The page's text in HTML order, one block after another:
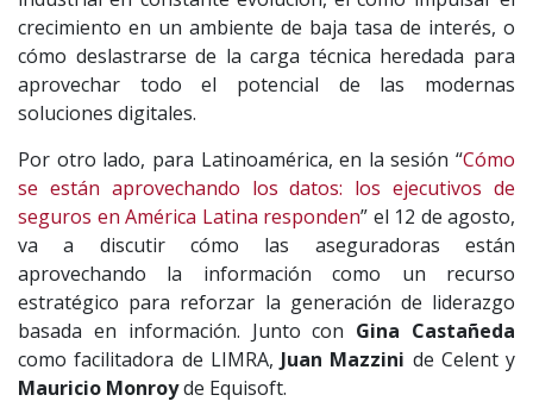
crecimiento en un ambiente de baja tasa de interés, o
cómo deslastrarse de la carga técnica heredada para
aprovechar todo el potencial de las modernas
soluciones digitales.
Por otro lado, para Latinoamérica, en la sesión “Cómo
se están aprovechando los datos: los ejecutivos de
seguros en América Latina responden” el 12 de agosto,
va a discutir cómo las aseguradoras están
aprovechando la información como un recurso
estratégico para reforzar la generación de liderazgo
basada en información. Junto con Gina Castañeda
como facilitadora de LIMRA, Juan Mazzini de Celent y
Mauricio Monroyde Equisoft.